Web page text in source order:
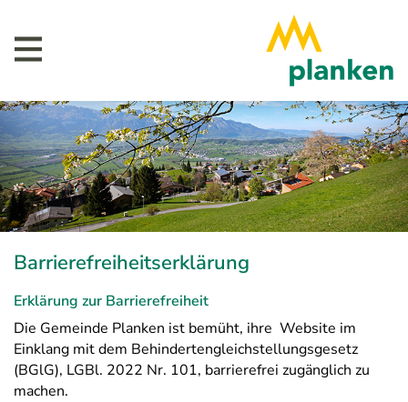
Barrierefreiheitserklärung
Erklärung zur Barrierefreiheit
Die Gemeinde Planken ist bemüht, ihre Website im
Einklang mit dem Behindertengleichstellungsgesetz
(BGlG), LGBl. 2022 Nr. 101, barrierefrei zugänglich zu
machen.